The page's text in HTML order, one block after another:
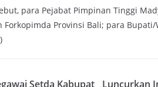
para Pejabat Pimpinan Tinggi
Forkopimda Provinsi Bali; para
Setda Kabupat
Luncurkan